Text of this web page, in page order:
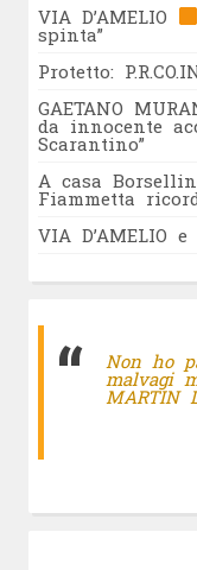
VIA D’AMELIO
spinta”
Protetto:
GAETANO
da innocente
Scarantino”
A casa
Fiammetta
VIA D’AMELIO
Non ho
malvagi
MARTIN